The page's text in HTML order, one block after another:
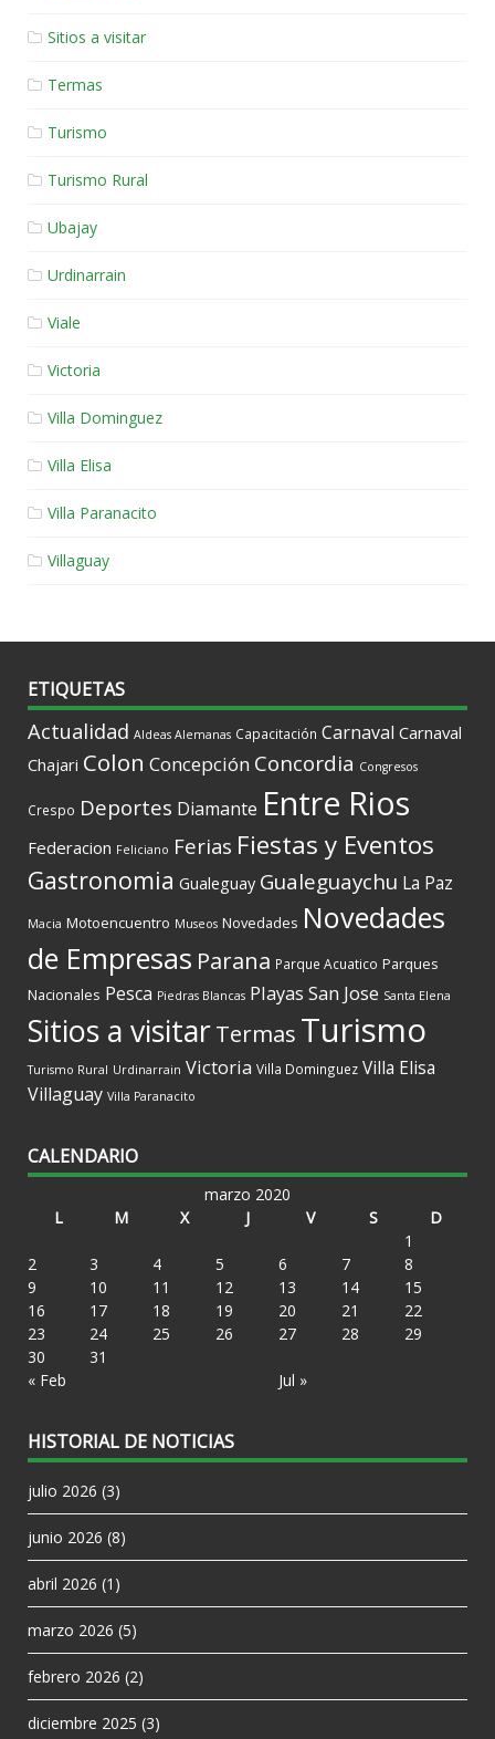
Sitios a visitar
Termas
Turismo
Turismo Rural
Ubajay
Urdinarrain
Viale
Victoria
Villa Dominguez
Villa Elisa
Villa Paranacito
Villaguay
ETIQUETAS
Actualidad Aldeas Alemanas Capacitación Carnaval Carnaval
Chajari Colon Concepción Concordia Congresos
Crespo Deportes Diamante Entre Rios
Federacion Feliciano Ferias Fiestas y Eventos
Gastronomia Gualeguay Gualeguaychu La Paz
Macia Motoencuentro Museos Novedades Novedades
de Empresas Parana Parque Acuatico Parques
Nacionales Pesca Piedras Blancas Playas San Jose Santa Elena
Sitios a visitarTermas Turismo
Turismo Rural Urdinarrain Victoria Villa Dominguez Villa Elisa
Villaguay Villa Paranacito
CALENDARIO
marzo 2020
L
M X J V S D
« Feb Jul »
1
2
3 4 5 6 7
8
9
10 11 12 13 14
15
16
17 18 19 20 21
22
23
24 25 26 27 28
29
30
31
HISTORIAL DE NOTICIAS
julio 2026 (3)
junio 2026 (8)
abril 2026 (1)
marzo 2026 (5)
febrero 2026 (2)
diciembre 2025 (3)